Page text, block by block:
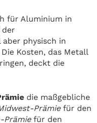
für Aluminium in
der
physisch in
Kosten, das Metall
deckt die
die maßgebliche
Prämiefür den
Prämiefür den